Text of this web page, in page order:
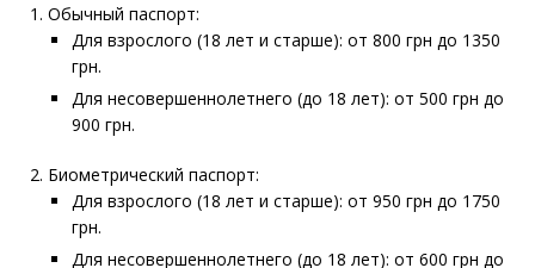
Обычный паспорт:
Для взрослого (18 лет и старше): от 800 грн до 1350
грн.
Для несовершеннолетнего (до 18 лет): от 500 грн до
900 грн.
Биометрический паспорт:
Для взрослого (18 лет и старше): от 950 грн до 1750
грн.
Для несовершеннолетнего (до 18 лет): от 600 грн до